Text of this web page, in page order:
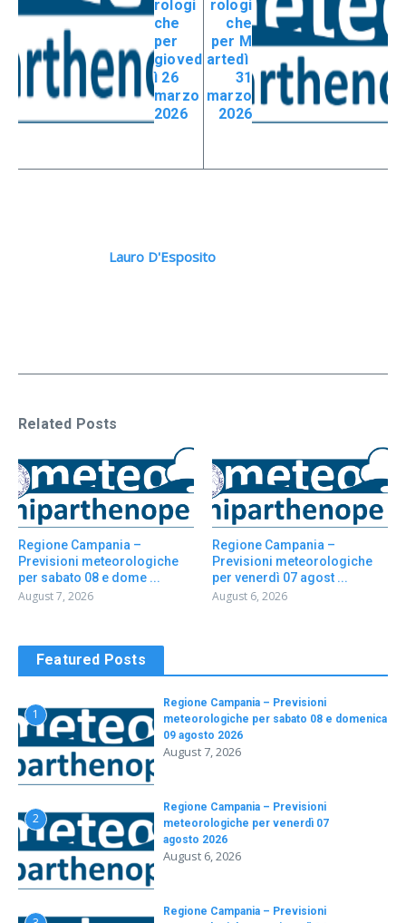
rologi
che
per
gioved
ì 26
marzo
2026
rologi
che
per M
artedì
31
marzo
2026
Lauro D'Esposito
Related Posts
Regione Campania –
Previsioni meteorologiche
per sabato 08 e dome ...
August 7, 2026
Regione Campania –
Previsioni meteorologiche
per venerdì 07 agost ...
August 6, 2026
Featured Posts
1
Regione Campania – Previsioni
meteorologiche per sabato 08 e domenica
09 agosto 2026
August 7, 2026
2
Regione Campania – Previsioni
meteorologiche per venerdì 07
agosto 2026
August 6, 2026
Regione Campania – Previsioni